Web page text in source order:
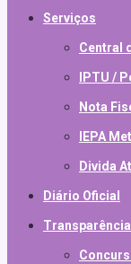
Serviços
Central
IPTU /
Nota
IEPA
Divida
Diário Oficial
Transparência